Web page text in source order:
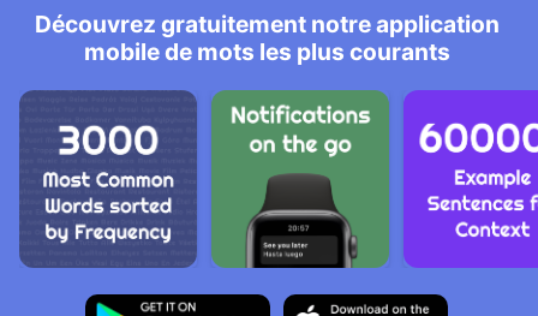
Découvrez gratuitement notre application
mobile de mots les plus courants